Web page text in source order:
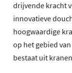
drijvende kracht
innovatieve
hoogwaardige
op het gebied
bestaat uit